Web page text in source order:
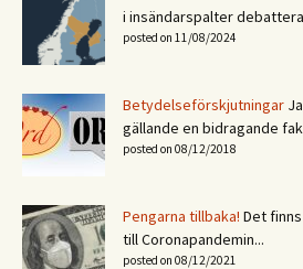
i insändarspalter
posted on 11/08/2024
Betydelseförskjutningar
gällande en bidragande
posted on 08/12/2018
Pengarna tillbaka! Det
till Coronapandemin...
posted on 08/12/2021